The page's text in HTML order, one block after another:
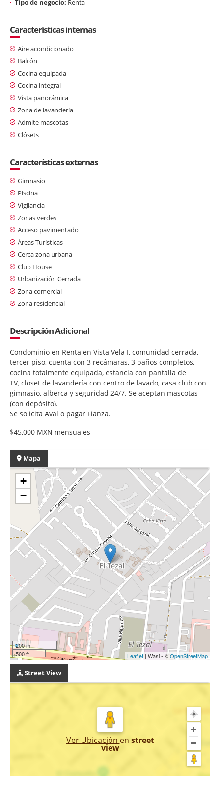
Tipo de negocio: Renta
Características internas
Aire acondicionado
Balcón
Cocina equipada
Cocina integral
Vista panorámica
Zona de lavandería
Admite mascotas
Clósets
Características externas
Gimnasio
Piscina
Vigilancia
Zonas verdes
Acceso pavimentado
Áreas Turísticas
Cerca zona urbana
Club House
Urbanización Cerrada
Zona comercial
Zona residencial
Descripción Adicional
Condominio en Renta en Vista Vela I, comunidad cerrada,
tercer piso, cuenta con 3 recámaras, 3 baños completos,
cocina totalmente equipada, estancia con pantalla de
TV, closet de lavandería con centro de lavado, casa club con
gimnasio, alberca y seguridad 24/7. Se aceptan mascotas
(con depósito).
Se solicita Aval o pagar Fianza.
$45,000 MXN mensuales
Mapa
+
−
200 m
500 ft
Leaflet | Wasi - ©OpenStreetMap
Street View
Ver Ubicación en street
view